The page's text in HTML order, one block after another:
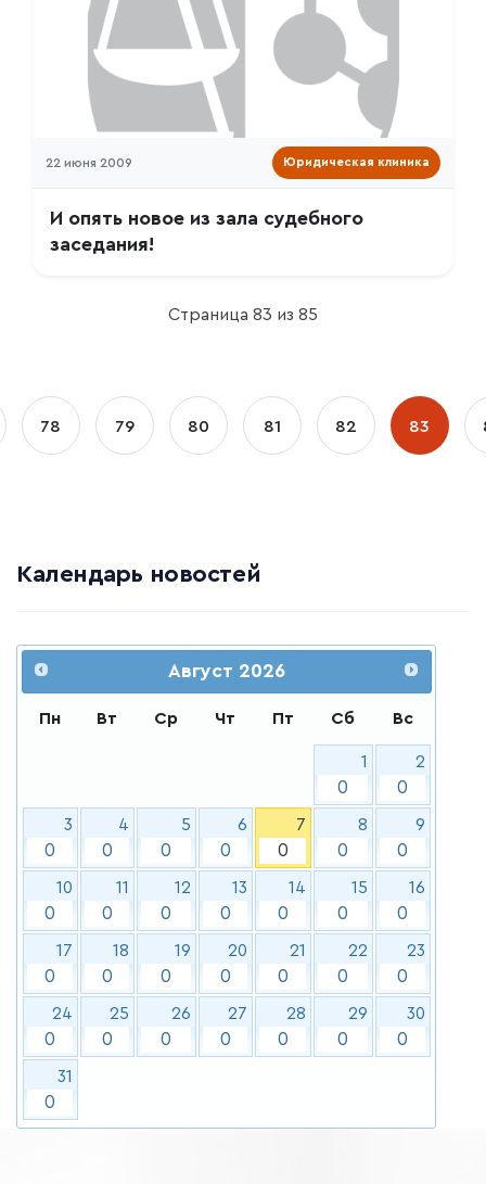
22 июня 2009 Юридическая клиника
И опять новое из зала судебного
заседания!
Страница 83 из 85
78 79 80 81 82 83
Календарь новостей
Август 2026
Пн Вт Ср Чт Пт Сб Вс
1
0
2
0
3
0
4
0
5
0
6
0
7
0
8
0
9
0
10
0
11
0
12
0
13
0
14
0
15
0
16
0
17
0
18
0
19
0
20
0
21
0
22
0
23
0
24
0
25
0
26
0
27
0
28
0
29
0
30
0
31
0